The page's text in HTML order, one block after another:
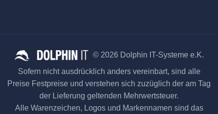
© 2026 Dolphin IT-Systeme e.K.
Sofern nicht ausdrücklich anders vereinbart, sind alle
Preise Festpreise und verstehen sich zuzüglich der am Tag
der Lieferung geltenden Mehrwertsteuer.
Alle Warenzeichen, Logos und Markennamen sind das